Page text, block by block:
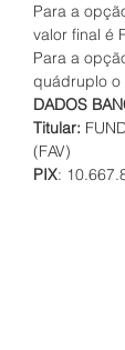
Para a
valor final é
Para a
quádruplo o
DADOS
​Titular:
(FAV)
PIX: